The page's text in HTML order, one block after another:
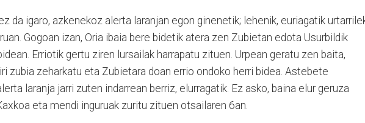
da igaro, azkenekoz alerta laranjan egon ginenetik; lehenik, euriagatik
Gogoan izan, Oria ibaia bere bidetik atera zen Zubietan edota Usurbildik
Erriotik gertu ziren lursailak harrapatu zituen. Urpean geratu zen baita,
zubia zeharkatu eta Zubietara doan errio ondoko herri bidea. Astebete
laranja jarri zuten indarrean berriz, elurragatik. Ez asko, baina elur geruza
eta mendi inguruak zuritu zituen otsailaren 6an.